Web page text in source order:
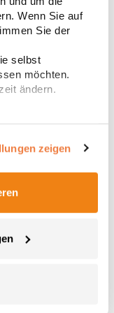
Wenn Sie auf
Sie der
selbst
möchten.
ändern.
zeigen
9,15 € *
Bänderset
und 2,5 cm breit